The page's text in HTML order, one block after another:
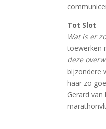
Tot Slot
Wat is er
toewerken
deze
bijzondere
haar zo
Gerard